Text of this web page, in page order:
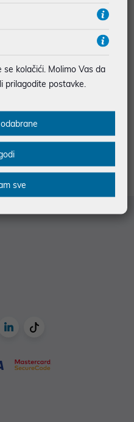
4 5 6
u Mikronisu. Uštedi na
uz akcijske cijene.
kolačići. Molimo Vas da
prilagodite postavke.
sve